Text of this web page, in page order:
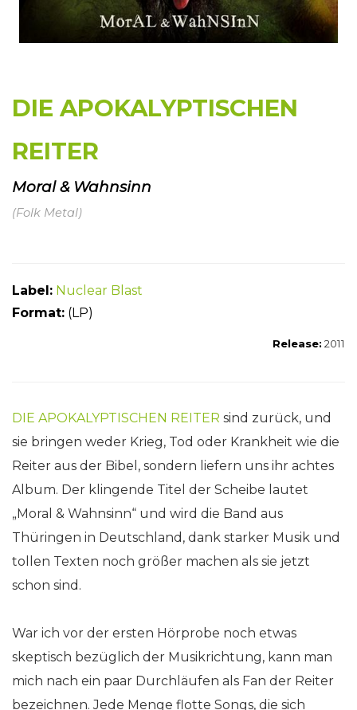
DIE APOKALYPTISCHEN
REITER
Moral & Wahnsinn
(Folk Metal)
Label: Nuclear Blast
Format: (LP)
Release: 2011
DIE APOKALYPTISCHEN REITER sind zurück, und
sie bringen weder Krieg, Tod oder Krankheit wie die
Reiter aus der Bibel, sondern liefern uns ihr achtes
Album. Der klingende Titel der Scheibe lautet
„Moral & Wahnsinn“ und wird die Band aus
Thüringen in Deutschland, dank starker Musik und
tollen Texten noch größer machen als sie jetzt
schon sind.
War ich vor der ersten Hörprobe noch etwas
skeptisch bezüglich der Musikrichtung, kann man
mich nach ein paar Durchläufen als Fan der Reiter
bezeichnen. Jede Menge flotte Songs, die sich